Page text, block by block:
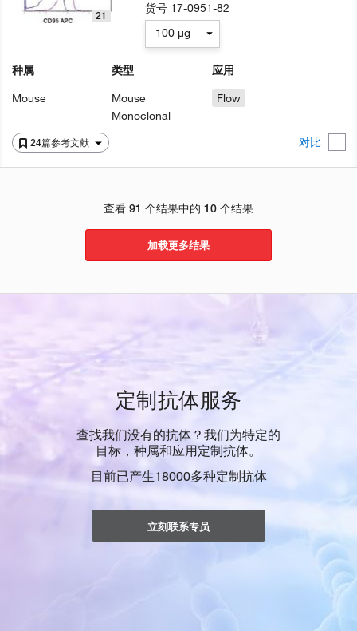
24篇参考文献 对比
21
种属
Mouse
类型
Mouse
Monoclonal
应用
Flow
货号 17-0951-82
100 µg
查看 91 个结果中的 10 个结果
加载更多结果
定制抗体服务
查找我们没有的抗体？我们为特定的
目标，种属和应用定制抗体。
目前已产生18000多种定制抗体
立刻联系专员